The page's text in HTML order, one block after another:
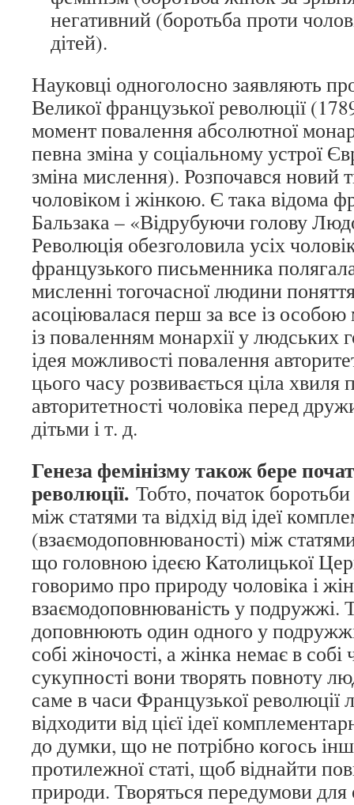
негативний (боротьба проти
дітей).
Науковці одноголосно заявляють
Великої французької революції
момент повалення абсолютної
певна зміна у соціальному устрої
зміна мислення). Розпочався новий
чоловіком і жінкою. Є така відома
Бальзака – «Відрубуючи голову
Революція обезголовила усіх
французького письменника
мисленні тогочасної людини
асоціювалася перш за все із
із поваленням монархії у людських
ідея можливості повалення
цього часу розвивається ціла хвиля
авторитетності чоловіка перед
дітьми і т. д.
Генеза фемінізму також бере
революції. Тобто, початок боротьби
між статями та відхід від ідеї
(взаємодоповнюваності) між
що головною ідеєю Католицької
говоримо про природу чоловіка і
взаємодоповнюваність у подружжі.
доповнюють один одного у
собі жіночості, а жінка немає в собі
сукупності вони творять повноту
саме в часи Французької
відходити від цієї ідеї
до думки, що не потрібно когось
протилежної статі, щоб віднайти
природи. Творяться передумови для